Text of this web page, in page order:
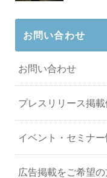
お問い合わせ
お問い合わせ
プレスリリース掲
イベント・セミナ
広告掲載をご希望